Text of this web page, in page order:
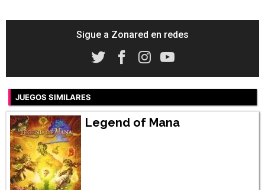
Sigue a Zonared en redes
JUEGOS SIMILARES
Legend of Mana